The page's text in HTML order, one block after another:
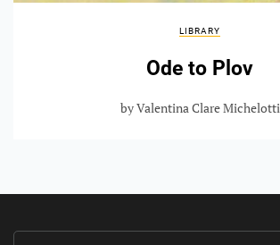
LIBRARY
Ode to Plov
by Valentina Clare Michelotti